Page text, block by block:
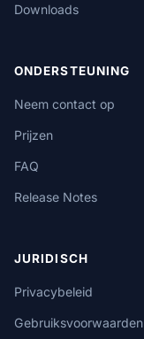
Downloads
ONDERSTEUNING
Neem contact op
Prijzen
FAQ
Release Notes
JURIDISCH
Privacybeleid
Gebruiksvoorwaarden